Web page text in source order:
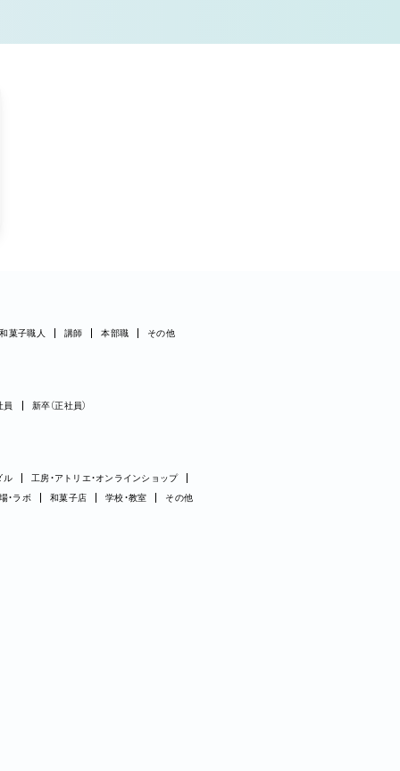
和菓子職人 講師 本部職 その他
員 新卒（正社員）
ル
工房・アトリエ・オンラインショップ
・ラボ 和菓子店 学校・教室 その他